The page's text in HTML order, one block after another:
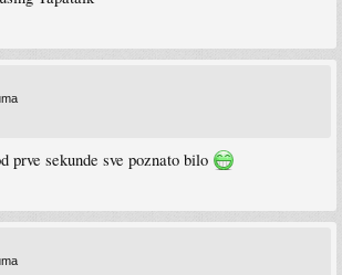
prve sekunde sve poznato bilo